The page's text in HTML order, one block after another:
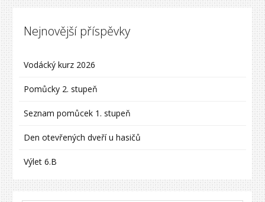
Nejnovější příspěvky
Vodácký kurz 2026
Pomůcky 2. stupeň
Seznam pomůcek 1. stupeň
Den otevřených dveří u hasičů
Výlet 6.B